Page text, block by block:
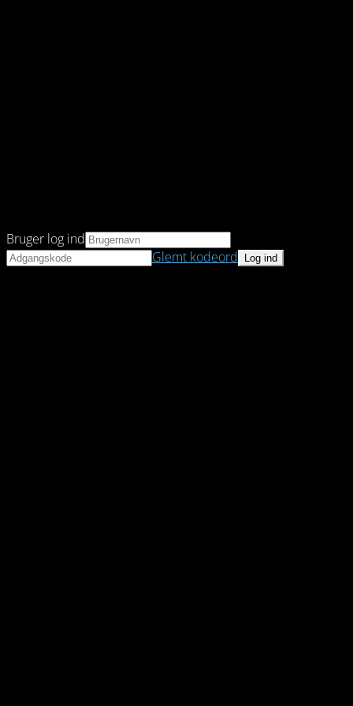
Bruger log ind
Glemt kodeord